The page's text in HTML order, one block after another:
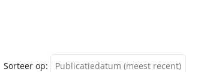
Sorteer op: Publicatiedatum (meest recent)